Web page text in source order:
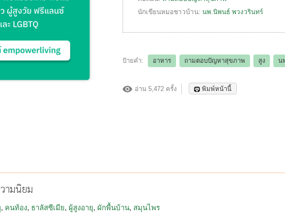
นักเขียนหมอชาวบ้าน: นพ.นิพนธ์ พวงวรินทร์
ป้ายคำ: อาหาร ถามตอบปัญหาสุขภาพ สูง น
อ่าน 5,472 ครั้ง พิมพ์หน้านี้
ามนิยม
คนท้อง ธาลัสซีเมีย ผู้สูงอายุ ผักพื้นบ้าน สมุนไพร